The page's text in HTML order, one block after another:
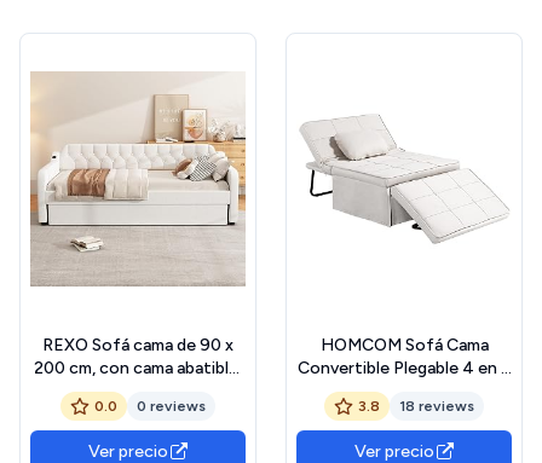
REXO Sofá cama de 90 x
200 cm, con cama abatible,
puerto USB (beige)
0.0 0 reviews
Ver precio
HOMCOM Sofá Cama
Convertible Plegable 4 en 1,
95x189 cm, Sillón Cama
Plegable, Tapizado en Lino,
con Respaldo Ajustable,
3.8 18 reviews
Ver precio